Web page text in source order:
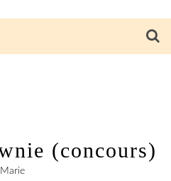
(concours)
Marie